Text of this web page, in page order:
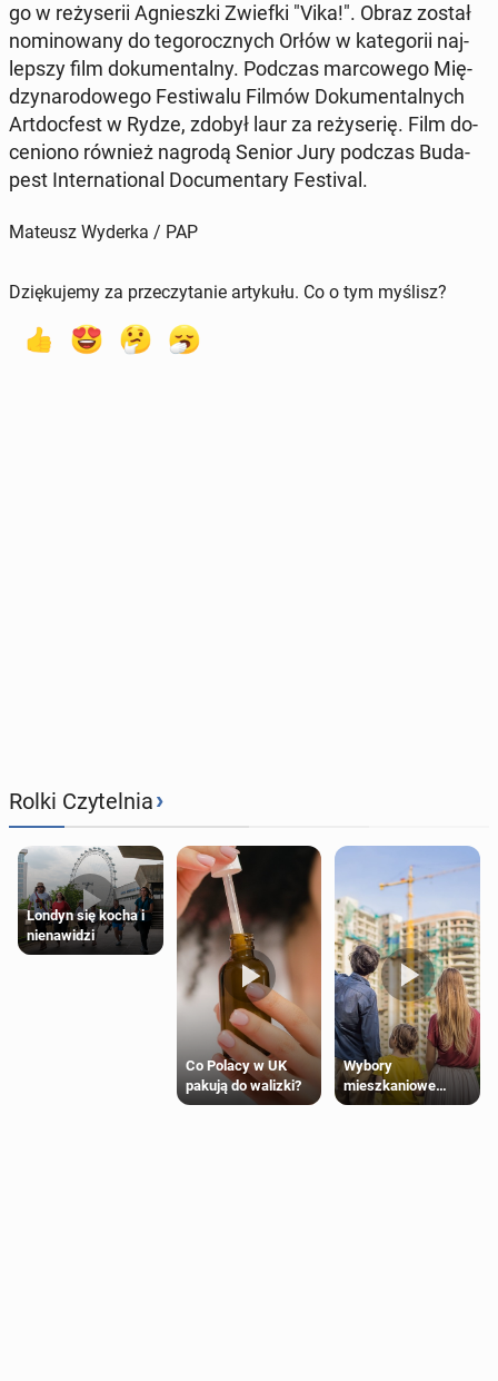
go w re­ży­se­rii Agniesz­ki Zwiefki "Vika!". Obraz został
no­mi­no­wa­ny do te­go­rocz­nych Orłów w ka­te­go­rii naj­
lep­szy film do­ku­men­tal­ny. Podczas mar­co­we­go Mię­
dzy­na­ro­do­we­go Fe­sti­wa­lu Filmów Do­ku­men­tal­nych
Art­doc­fest w Rydze, zdobył laur za re­ży­se­rię. Film do­
ce­nio­no również nagrodą Senior Jury podczas Bu­da­
pest In­ter­na­tio­nal Do­cu­men­ta­ry Fe­sti­val.
Mateusz Wyderka / PAP
Dziękujemy za przeczytanie artykułu. Co o tym myślisz?
Rolki Czytelnia›
Londyn się kocha i
nienawidzi
Co Polacy w UK
pakują do walizki?
Wybory
mieszkaniowe
Polaków 2025